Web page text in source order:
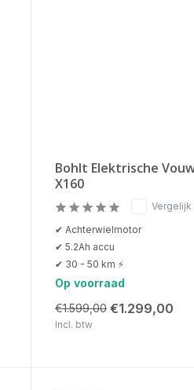
Bohlt Elektrische
X160
Vergelijk
✔ Achterwielmotor
✔ 5.2Ah accu
✔ 30 - 50 km ⚡
Op voorraad
€1.599,00 €1.299,00
Incl. btw